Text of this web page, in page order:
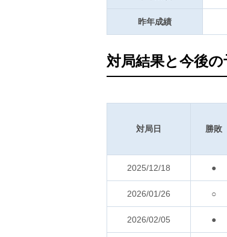
昨年成績
対局結果と今後の
対局日 勝敗
2025/12/18 ●
2026/01/26 ○
2026/02/05 ●